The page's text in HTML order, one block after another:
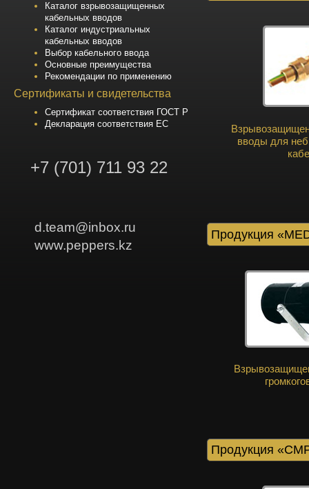
вводы для
Продукция
Продукция
Каталог взрывозащищенных
кабельных вводов
Каталог индустриальных
кабельных вводов
Выбор кабельного ввода
Основные преимущества
Рекомендации по применению
Сертификаты и свидетельства
Сертификат соответствия ГОСТ Р
Декларация соответствия ЕС
+7 (701) 711 93 22
d.team@inbox.ru
www.peppers.kz